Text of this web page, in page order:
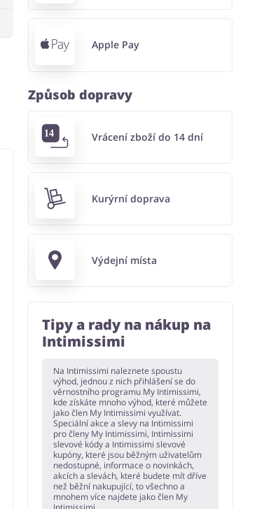
Apple Pay
Způsob dopravy
Vrácení zboží do 14 dní
Kurýrní doprava
Výdejní místa
Tipy a rady na nákup na
Intimissimi
Na Intimissimi naleznete spoustu
výhod, jednou z nich přihlášení se do
věrnostního programu My Intimissimi,
kde získáte mnoho výhod, které můžete
jako člen My Intimissimi využívat.
Speciální akce a slevy na Intimissimi
pro členy My Intimissimi, Intimissimi
slevové kódy a Intimissimi slevové
kupóny, které jsou běžným uživatelům
nedostupné, informace o novinkách,
akcích a slevách, které budete mít dříve
než běžní nakupující, to všechno a
mnohem více najdete jako člen My